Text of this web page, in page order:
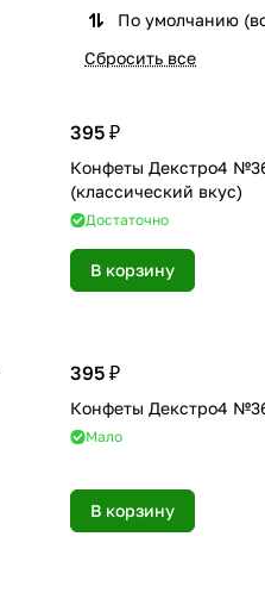
По умолчанию
Сбросить все
395 ₽
Конфеты Декстро4
(классический вкус)
Достаточно
В корзину
395 ₽
Конфеты Декстро4
Мало
В корзину